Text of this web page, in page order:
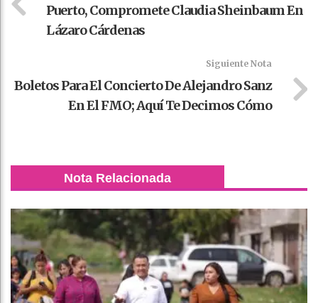
Puerto, Compromete Claudia Sheinbaum En
Lázaro Cárdenas
Siguiente Nota
Boletos Para El Concierto De Alejandro Sanz
En El FMO; Aquí Te Decimos Cómo
Nota Relacionada